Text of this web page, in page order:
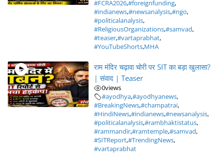
#FCRA2026,#foreignfunding,
#indianews,#newsanalysis,#ngo,
#politicalanalysis,
#ReligiousOrganizations,#samvad,
#teaser,#vartaprabhat,
#YouTubeShorts,MHA
राम मंदिर चढ़ावा चोरी पर SIT का बड़ा खुलासा?
| संवाद | Teaser
0views
#ayodhya,#ayodhyanews,
#BreakingNews,#champatrai,
#HindiNews,#indianews,#newsanalysis,
#politicalanalysis,#rambhaktistatus,
#rammandir,#ramtemple,#samvad,
#SITReport,#TrendingNews,
#vartaprabhat